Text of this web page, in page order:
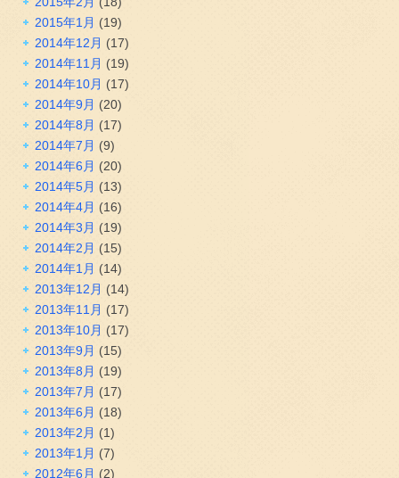
2015年1月 (19)
2014年12月 (17)
2014年11月 (19)
2014年10月 (17)
2014年9月 (20)
2014年8月 (17)
2014年7月 (9)
2014年6月 (20)
2014年5月 (13)
2014年4月 (16)
2014年3月 (19)
2014年2月 (15)
2014年1月 (14)
2013年12月 (14)
2013年11月 (17)
2013年10月 (17)
2013年9月 (15)
2013年8月 (19)
2013年7月 (17)
2013年6月 (18)
2013年2月 (1)
2013年1月 (7)
2012年6月 (2)